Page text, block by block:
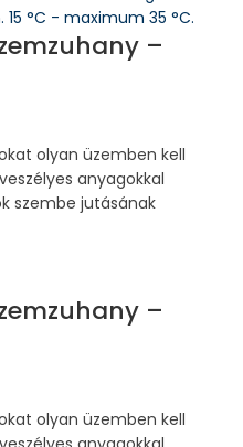
–
olyan üzemben kell
anyagokkal
szembe jutásának
–
olyan üzemben kell